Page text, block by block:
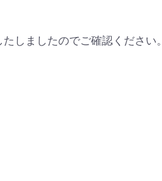
しましたのでご確認ください。